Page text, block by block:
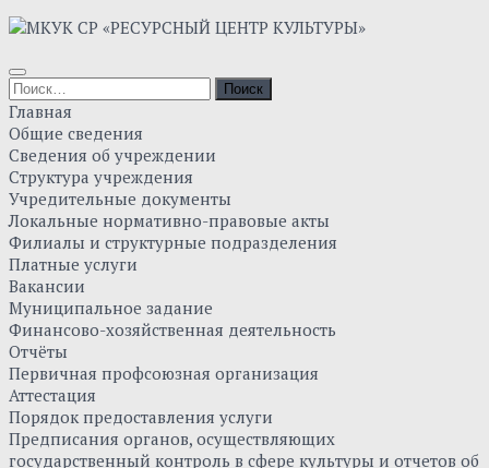
Skip
content
Найти:
Главная
Общие сведения
Сведения об учреждении
Структура учреждения
Учредительные документы
Локальные нормативно-правовые акты
Филиалы и структурные подразделения
Платные услуги
Вакансии
Муниципальное задание
Финансово-хозяйственная деятельность
Отчёты
Первичная профсоюзная организация
Аттестация
Порядок предоставления услуги
Предписания органов, осуществляющих
государственный контроль в сфере культуры и отчетов об